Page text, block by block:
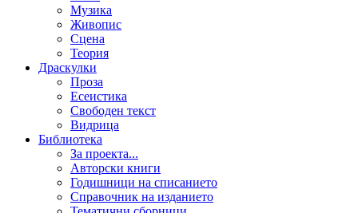
Музика
Живопис
Сцена
Теория
Драскулки
Проза
Есеистика
Свободен текст
Видрица
Библиотека
За проекта...
Авторски книги
Годишници на списанието
Справочник на изданието